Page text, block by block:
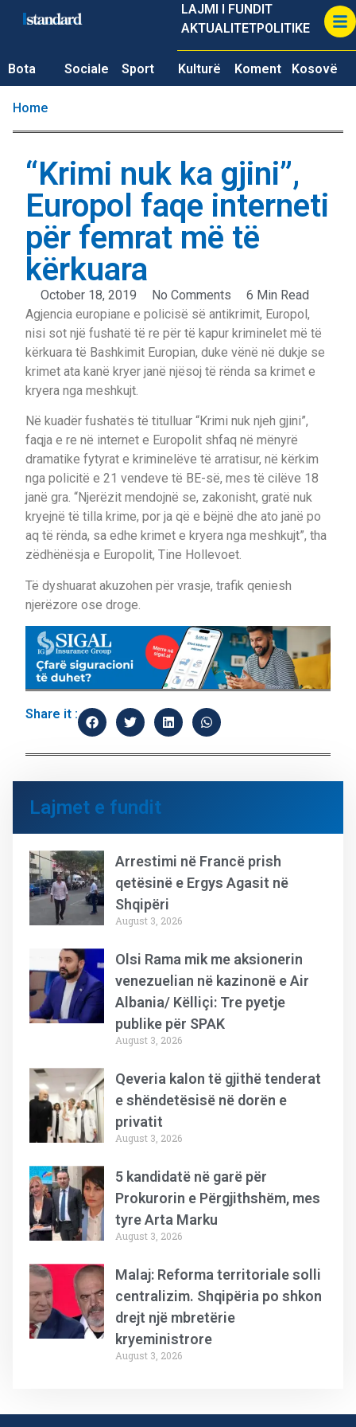
LAJMI I FUNDIT
AKTUALITETPOLITIKE
Bota Sociale Sport Kulturë Koment Kosovë
Home
“Krimi nuk ka gjini”,
Europol faqe interneti
për femrat më të
kërkuara
October 18, 2019 No Comments
6 Min Read
Agjencia europiane e policisë së antikrimit, Europol,
nisi sot një fushatë të re për të kapur kriminelet më të
kërkuara të Bashkimit Europian, duke vënë në dukje se
krimet ata kanë kryer janë njësoj të rënda sa krimet e
kryera nga meshkujt.
Në kuadër fushatës të titulluar “Krimi nuk njeh gjini”,
faqja e re në internet e Europolit shfaq në mënyrë
dramatike fytyrat e kriminelëve të arratisur, në kërkim
nga policitë e 21 vendeve të BE-së, mes të cilëve 18
janë gra. “Njerëzit mendojnë se, zakonisht, gratë nuk
kryejnë të tilla krime, por ja që e bëjnë dhe ato janë po
aq të rënda, sa edhe krimet e kryera nga meshkujt”, tha
zëdhënësja e Europolit, Tine Hollevoet.
Të dyshuarat akuzohen për vrasje, trafik qeniesh
njerëzore ose droge.
Share it :
Lajmet e fundit
Arrestimi në Francë prish
qetësinë e Ergys Agasit në
Shqipëri
August 3, 2026
Olsi Rama mik me aksionerin
venezuelian në kazinonë e Air
Albania/ Këlliçi: Tre pyetje
publike për SPAK
August 3, 2026
Qeveria kalon të gjithë tenderat
e shëndetësisë në dorën e
privatit
August 3, 2026
5 kandidatë në garë për
Prokurorin e Përgjithshëm, mes
tyre Arta Marku
August 3, 2026
Malaj: Reforma territoriale solli
centralizim. Shqipëria po shkon
drejt një mbretërie
kryeministrore
August 3, 2026